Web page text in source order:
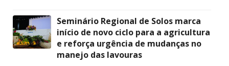
Seminário Regional de Solos marca
início de novo ciclo para a agricultura
e reforça urgência de mudanças no
manejo das lavouras